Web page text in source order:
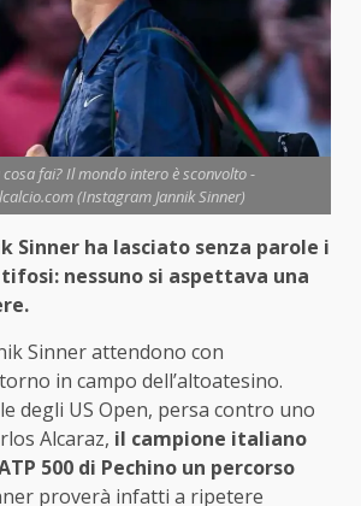
fai? Il mondo intero è sconvolto -
(Instagram Jannik Sinner)
Sinner ha lasciato senza parole i
nessuno si aspettava una
Sinner attendono con
in campo dell’altoatesino.
degli US Open, persa contro uno
Alcaraz, il campione italiano
500 di Pechino un percorso
proverà infatti a ripetere